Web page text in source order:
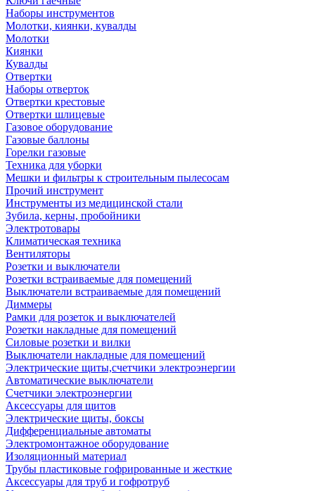
Наборы инструментов
Молотки, киянки, кувалды
Молотки
Киянки
Кувалды
Отвертки
Наборы отверток
Отвертки крестовые
Отвертки шлицевые
Газовое оборудование
Газовые баллоны
Горелки газовые
Техника для уборки
Мешки и фильтры к строительным пылесосам
Прочий инструмент
Инструменты из медицинской стали
Зубила, керны, пробойники
Электротовары
Климатическая техника
Вентиляторы
Розетки и выключатели
Розетки встраиваемые для помещений
Выключатели встраиваемые для помещений
Диммеры
Рамки для розеток и выключателей
Розетки накладные для помещений
Силовые розетки и вилки
Выключатели накладные для помещений
Электрические щиты,счетчики электроэнергии
Автоматические выключатели
Счетчики электроэнергии
Аксессуары для щитов
Электрические щиты, боксы
Дифференциальные автоматы
Электромонтажное оборудование
Изоляционный материал
Трубы пластиковые гофрированные и жесткие
Аксессуары для труб и гофротруб